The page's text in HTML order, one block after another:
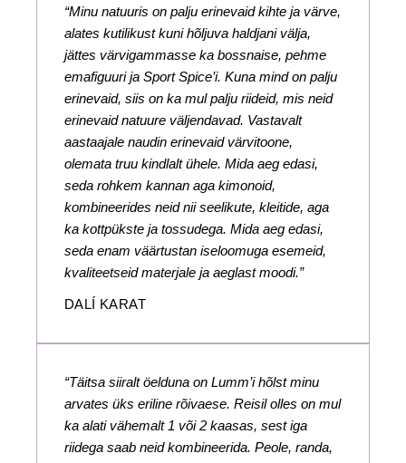
“Minu natuuris on palju erinevaid kihte ja värve,
alates kutilikust kuni hõljuva haldjani välja,
jättes värvigammasse ka bossnaise, pehme
emafiguuri ja Sport Spice’i. Kuna mind on palju
erinevaid, siis on ka mul palju riideid, mis neid
erinevaid natuure väljendavad. Vastavalt
aastaajale naudin erinevaid värvitoone,
olemata truu kindlalt ühele. Mida aeg edasi,
seda rohkem kannan aga kimonoid,
kombineerides neid nii seelikute, kleitide, aga
ka kottpükste ja tossudega. Mida aeg edasi,
seda enam väärtustan iseloomuga esemeid,
kvaliteetseid materjale ja aeglast moodi.”
DALÍ KARAT
“Täitsa siiralt öelduna on Lumm’i hõlst minu
arvates üks eriline rõivaese. Reisil olles on mul
ka alati vähemalt 1 või 2 kaasas, sest iga
riidega saab neid kombineerida. Peole, randa,